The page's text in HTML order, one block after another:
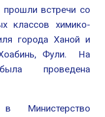
прошли встречи со
классов химико-
города Ханой и
Фули. На
проведена